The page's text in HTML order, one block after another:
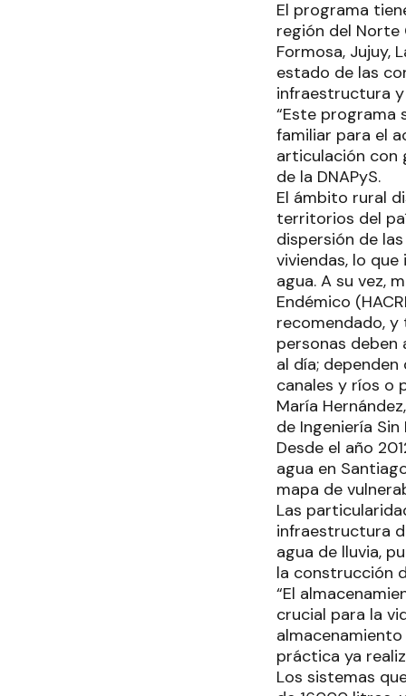
El programa
región del Norte
Formosa, Jujuy,
estado de las
infraestructura
“Este programa
familiar para el
articulación con
de la DNAPyS.
El ámbito rural
territorios del
dispersión de
viviendas, lo
agua. A su vez,
Endémico
recomendado, y
personas deben
al día;
canales y ríos o
María
de Ingeniería
Desde el año
agua en
mapa de
Las
infraestructura
agua de lluvia,
la construcción
“El
crucial para la
práctica ya
Los sistemas